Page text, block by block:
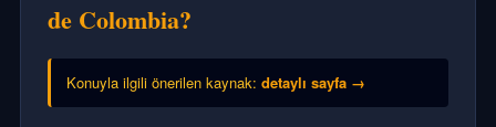
de Colombia?
Konuyla ilgili önerilen kaynak: detaylı sayfa →